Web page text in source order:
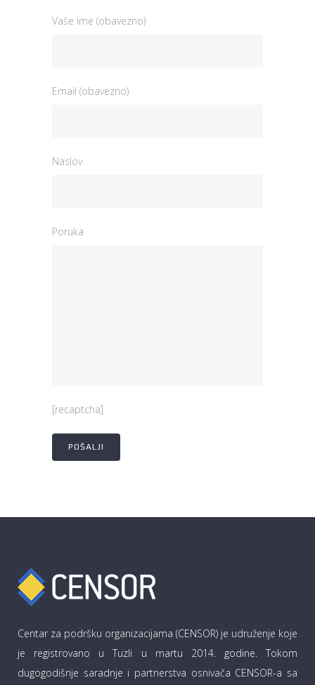
Vaše ime (obavezno)
Email (obavezno)
Naslov
Poruka
[recaptcha]
Centar za podršku organizacijama (CENSOR) je udruženje koje
je registrovano u Tuzli u martu 2014. godine. Tokom
dugogodišnje saradnje i partnerstva osnivača CENSOR-a sa